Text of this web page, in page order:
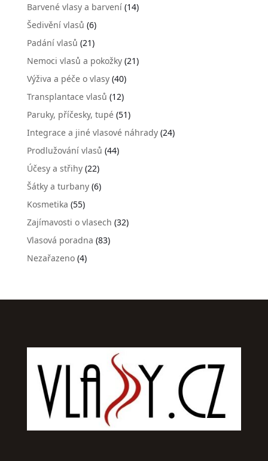
Barvené vlasy a barvení(14)
Šedivění vlasů (6)
Padání vlasů (21)
Nemoci vlasů a pokožky(21)
Výživa a péče o vlasy(40)
Transplantace vlasů (12)
Paruky, příčesky, tupé(51)
Integrace a jiné vlasové náhrady(24)
Prodlužování vlasů (44)
Účesy a střihy(22)
Šátky a turbany(6)
Kosmetika (55)
Zajímavosti o vlasech (32)
Vlasová poradna (83)
Nezařazeno(4)